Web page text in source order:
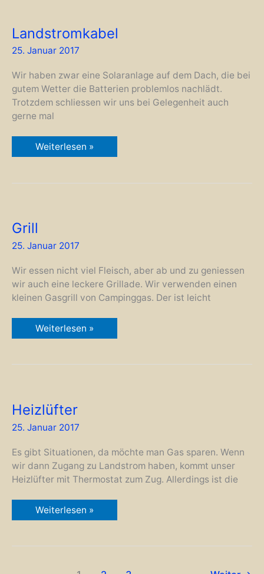
Landstromkabel
25. Januar 2017
Wir haben zwar eine Solaranlage auf dem Dach, die bei
gutem Wetter die Batterien problemlos nachlädt.
Trotzdem schliessen wir uns bei Gelegenheit auch
gerne mal
Landstromkabel
Weiterlesen »
Grill
25. Januar 2017
Wir essen nicht viel Fleisch, aber ab und zu geniessen
wir auch eine leckere Grillade. Wir verwenden einen
kleinen Gasgrill von Campinggas. Der ist leicht
Grill
Weiterlesen »
Heizlüfter
25. Januar 2017
Es gibt Situationen, da möchte man Gas sparen. Wenn
wir dann Zugang zu Landstrom haben, kommt unser
Heizlüfter mit Thermostat zum Zug. Allerdings ist die
Heizlüfter
Weiterlesen »